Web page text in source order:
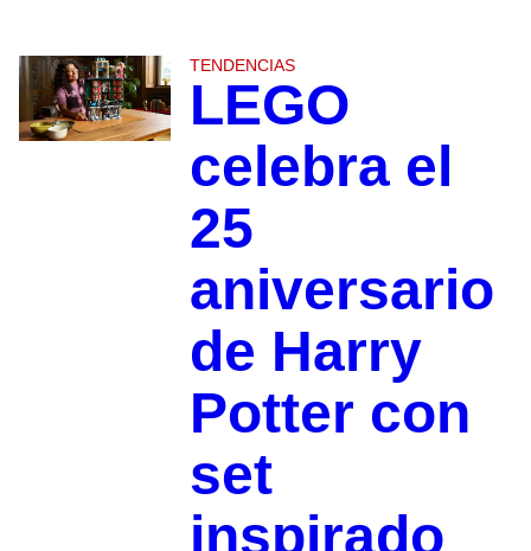
TENDENCIAS
LEGO
celebra el
25
aniversario
de Harry
Potter con
set
inspirado